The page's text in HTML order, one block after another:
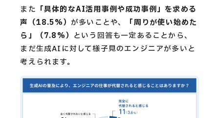
また 「具体的なAI活用事例や成功事例」を求める
声（18.5%） が多いことや、
「周りが使い始めた
ら」（7.8%） という回答も一定あることから、
まだ生成AIに対して様子見のエンジニアが多いと
考えられます。